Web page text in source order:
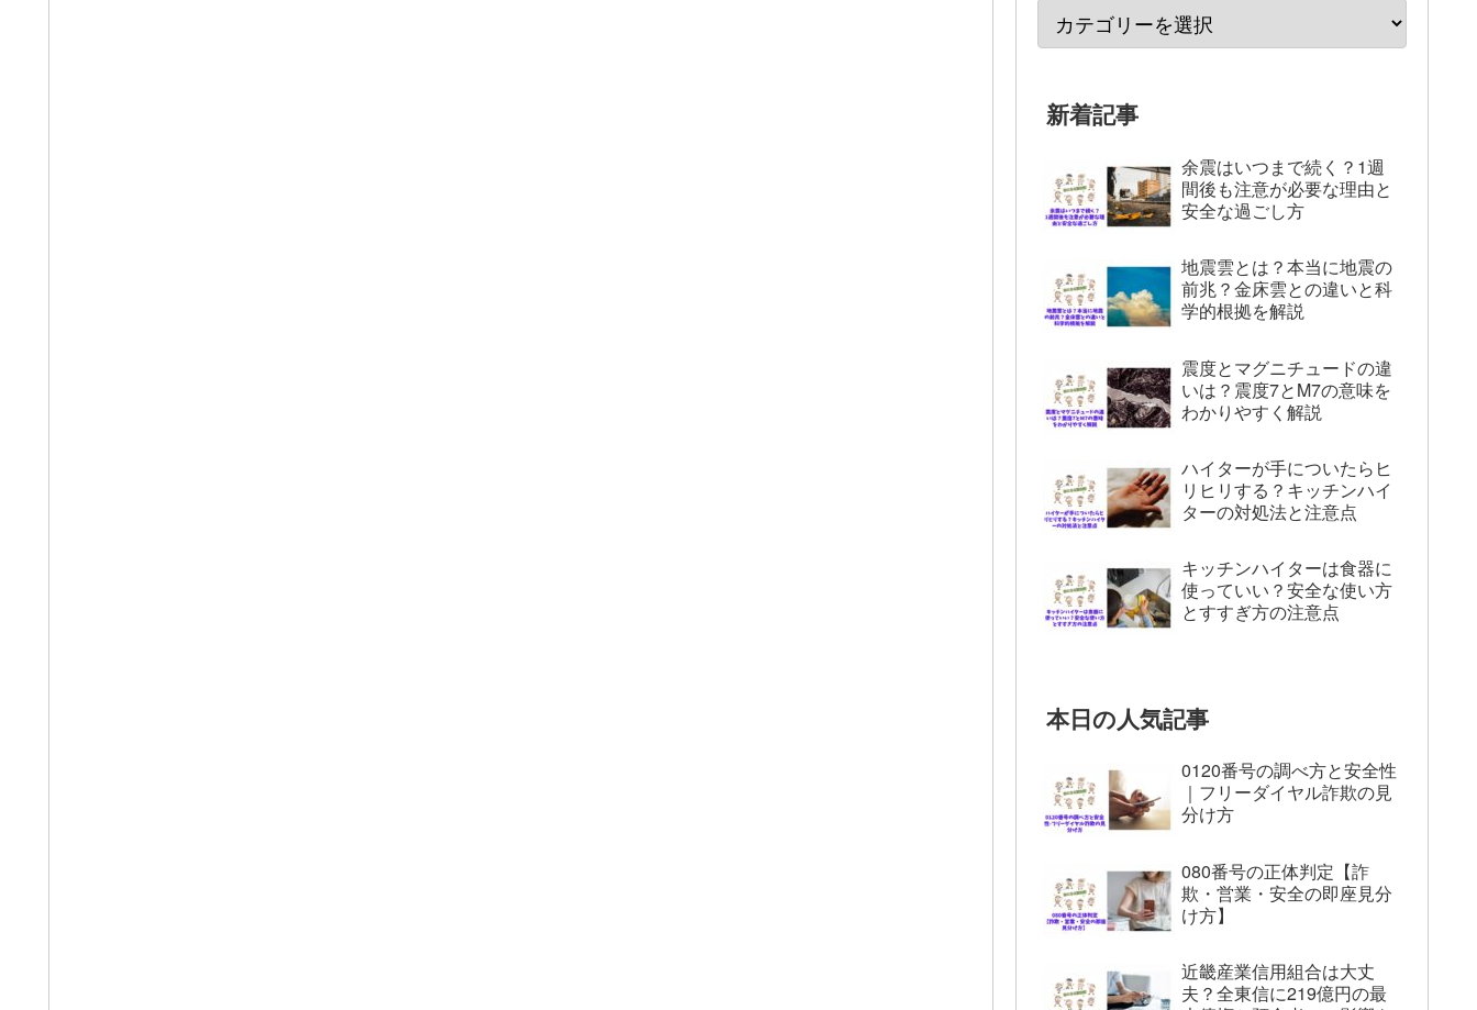
新着記事
余震はいつまで続く？1週
間後も注意が必要な理由と
安全な過ごし方
地震雲とは？本当に地震の
前兆？金床雲との違いと科
学的根拠を解説
震度とマグニチュードの違
いは？震度7とM7の意味を
わかりやすく解説
ハイターが手についたらヒ
リヒリする？キッチンハイ
ターの対処法と注意点
キッチンハイターは食器に
使っていい？安全な使い方
とすすぎ方の注意点
本日の人気記事
0120番号の調べ方と安全性
｜フリーダイヤル詐欺の見
分け方
080番号の正体判定【詐
欺・営業・安全の即座見分
け方】
近畿産業信用組合は大丈
夫？全東信に219億円の最